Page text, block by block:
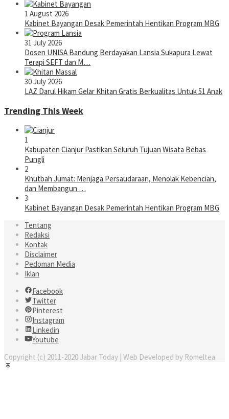
1 August 2026
Kabinet Bayangan Desak Pemerintah Hentikan Program MBG
31 July 2026
Dosen UNISA Bandung Berdayakan Lansia Sukapura Lewat
Terapi SEFT dan M…
30 July 2026
LAZ Darul Hikam Gelar Khitan Gratis Berkualitas Untuk 51 Anak
Trending This Week
1
Kabupaten Cianjur Pastikan Seluruh Tujuan Wisata Bebas
Pungli
2
Khutbah Jumat: Menjaga Persaudaraan, Menolak Kebencian,
dan Membangun …
3
Kabinet Bayangan Desak Pemerintah Hentikan Program MBG
Tentang
Redaksi
Kontak
Disclaimer
Pedoman Media
Iklan
Facebook
Twitter
Pinterest
Instagram
Linkedin
Youtube
Copyright (c) 2011-2020 Jabar Today | Web Developed by Romeltea